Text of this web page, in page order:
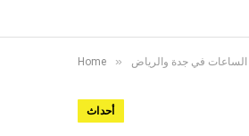
Home »
أحداث